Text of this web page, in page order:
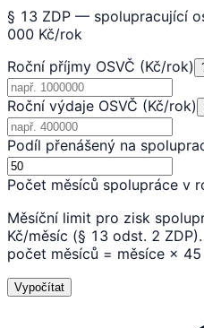
§ 13 ZDP — spolupracující
000 Kč/rok
Roční příjmy OSVČ (Kč/rok)
Roční výdaje OSVČ (Kč/rok)
Podíl přenášený na
Počet měsíců spolupráce v
Měsíční limit pro zisk
Kč/měsíc (§ 13 odst. 2
počet měsíců = měsíce × 45
Vypočítat